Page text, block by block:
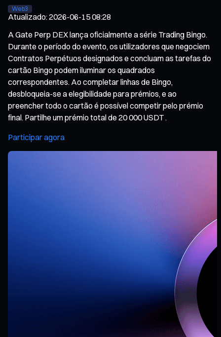
Web3
Atualizado:2026-06-15 08:28
A Gate Perp DEX lança oficialmente a série Trading Bingo.
Durante o período do evento, os utilizadores que negociem
Contratos Perpétuos designados e concluam as tarefas do
cartão Bingo podem iluminar os quadrados
correspondentes. Ao completar linhas de Bingo,
desbloqueia-se a elegibilidade para prémios, e ao
preencher todo o cartão é possível competir pelo prémio
final. Partilhe um prémio total de 20 000 USDT .
Participar agora